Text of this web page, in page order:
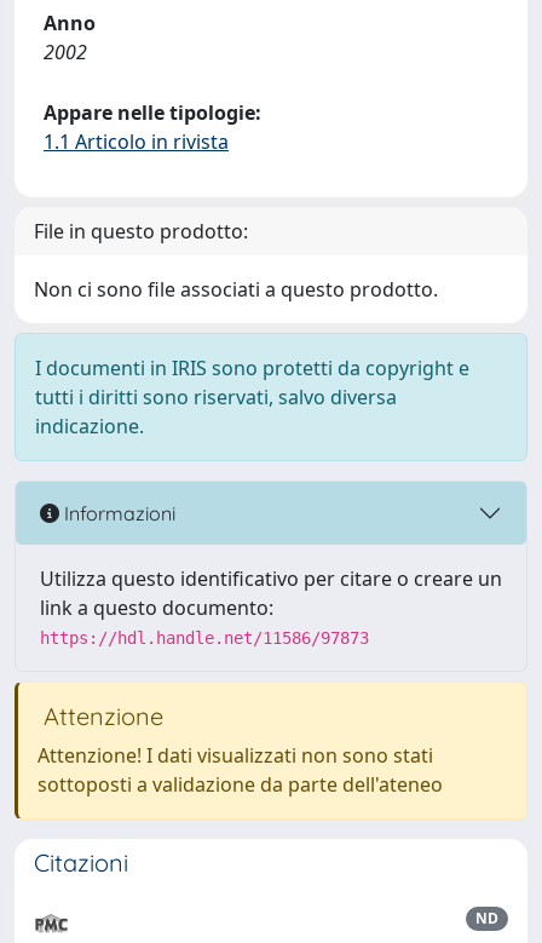
Anno
2002
Appare nelle tipologie:
1.1 Articolo in rivista
File in questo prodotto:
Non ci sono file associati a questo prodotto.
I documenti in IRIS sono protetti da copyright e
tutti i diritti sono riservati, salvo diversa
indicazione.
Informazioni
Utilizza questo identificativo per citare o creare un
link a questo documento:
https://hdl.handle.net/11586/97873
Attenzione
Attenzione! I dati visualizzati non sono stati
sottoposti a validazione da parte dell'ateneo
Citazioni
ND